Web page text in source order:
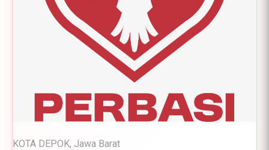
KOTA DEPOK, Jawa Barat